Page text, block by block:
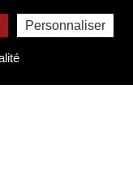
Personnaliser